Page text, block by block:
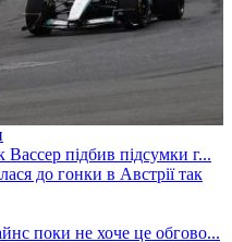
до гонки в Австрії так